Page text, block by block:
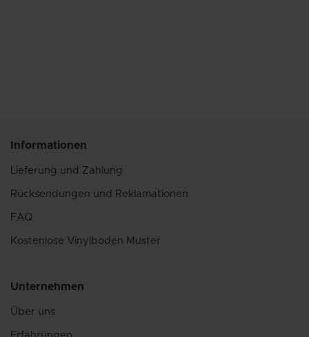
Informationen
Lieferung und Zahlung
Rücksendungen und Reklamationen
FAQ
Kostenlose Vinylboden Muster
Unternehmen
Über uns